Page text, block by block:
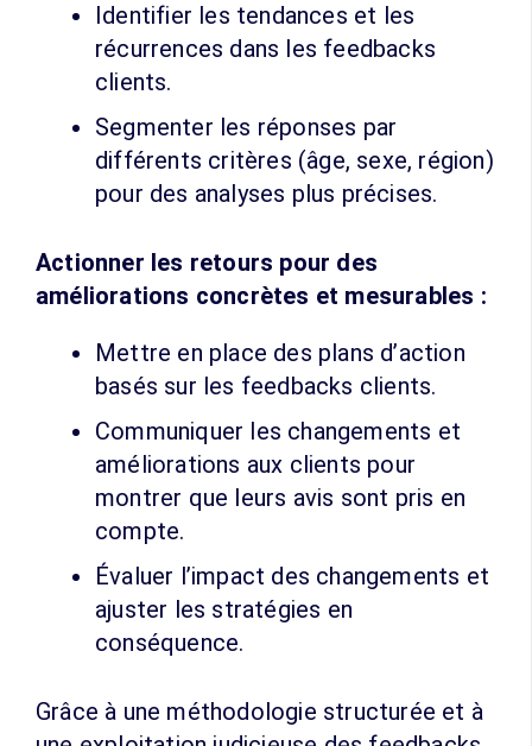
Identifier les tendances et les
récurrences dans les feedbacks
clients.
Segmenter les réponses par
différents critères (âge, sexe, région)
pour des analyses plus précises.
Actionner les retours pour des
améliorations concrètes et mesurables :
Mettre en place des plans d’action
basés sur les feedbacks clients.
Communiquer les changements et
améliorations aux clients pour
montrer que leurs avis sont pris en
compte.
Évaluer l’impact des changements et
ajuster les stratégies en
conséquence.
Grâce à une méthodologie structurée et à